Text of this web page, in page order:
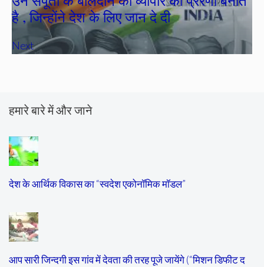
है , जिन्होंने देश के लिए जान दे दी
Next
हमारे बारे में और जाने
देश के आर्थिक विकास का “स्वदेश एकोनॉमिक मॉडल”
आप सारी जिन्दगी इस गांव में देवता की तरह पूजे जायेंगे (“मिशन डिफीट द